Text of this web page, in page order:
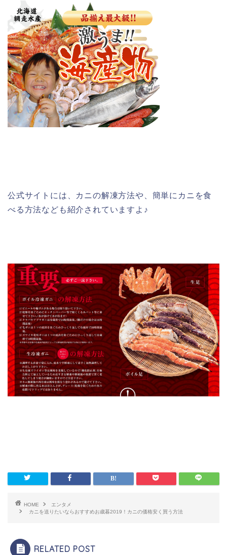
公式サイトには、カニの解凍方法や、簡単にカニを食
べる方法なども紹介されていますよ♪
HOME
エンタメ
カニを送りたいならおすすめお歳暮2019！カニの価格安く買う方法
RELATED POST